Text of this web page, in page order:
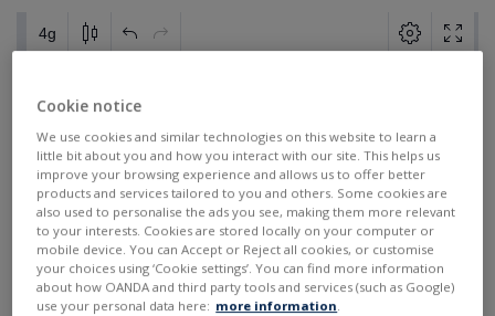
Cookie notice
We use cookies and similar technologies on this website to learn a
little bit about you and how you interact with our site. This helps us
improve your browsing experience and allows us to offer better
products and services tailored to you and others. Some cookies are
also used to personalise the ads you see, making them more relevant
to your interests. Cookies are stored locally on your computer or
mobile device. You can Accept or Reject all cookies, or customise
your choices using ‘Cookie settings’. You can find more information
about how OANDA and third party tools and services (such as Google)
use your personal data here: more information.